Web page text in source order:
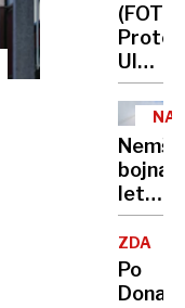
(FOTO)
se je
policija
kordon
bojna
letala
v
zraku,
vse
več
ZDA
Po